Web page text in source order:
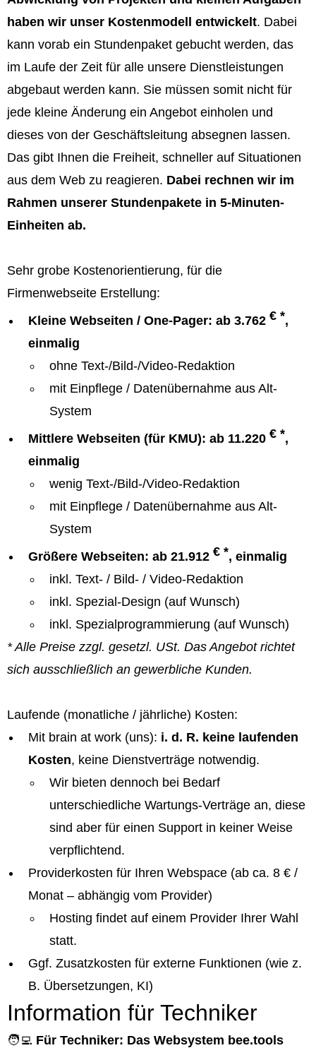
haben wir unser Kostenmodell entwickelt. Dabei
kann vorab ein Stundenpaket gebucht werden, das
im Laufe der Zeit für alle unsere Dienstleistungen
abgebaut werden kann. Sie müssen somit nicht für
jede kleine Änderung ein Angebot einholen und
dieses von der Geschäftsleitung absegnen lassen.
Das gibt Ihnen die Freiheit, schneller auf Situationen
aus dem Web zu reagieren. Dabei rechnen wir im
Rahmen unserer Stundenpakete in 5-Minuten-
Einheiten ab.
Sehr grobe Kostenorientierung, für die
Firmenwebseite Erstellung:
Kleine Webseiten / One-Pager: ab 3.762 € *,
einmalig
ohne Text-/Bild-/Video-Redaktion
mit Einpflege / Datenübernahme aus Alt-
System
Mittlere Webseiten (für KMU): ab 11.220 € *,
einmalig
wenig Text-/Bild-/Video-Redaktion
mit Einpflege / Datenübernahme aus Alt-
System
Größere Webseiten: ab 21.912 € *, einmalig
inkl. Text- / Bild- / Video-Redaktion
inkl. Spezial-Design (auf Wunsch)
inkl. Spezialprogrammierung (auf Wunsch)
* Alle Preise zzgl. gesetzl. USt. Das Angebot richtet
sich ausschließlich an gewerbliche Kunden.
Laufende (monatliche / jährliche) Kosten:
Mit brain at work (uns): i. d. R. keine laufenden
Kosten, keine Dienstverträge notwendig.
Wir bieten dennoch bei Bedarf
unterschiedliche Wartungs-Verträge an, diese
sind aber für einen Support in keiner Weise
verpflichtend.
Providerkosten für Ihren Webspace (ab ca. 8 € /
Monat – abhängig vom Provider)
Hosting findet auf einem Provider Ihrer Wahl
statt.
Ggf. Zusatzkosten für externe Funktionen (wie z.
B. Übersetzungen, KI)
Information für Techniker
🧑‍💻 Für Techniker: Das Websystem bee.tools